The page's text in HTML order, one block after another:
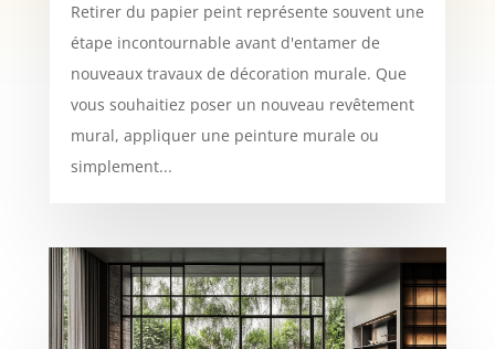
Retirer du papier peint représente souvent une
étape incontournable avant d'entamer de
nouveaux travaux de décoration murale. Que
vous souhaitiez poser un nouveau revêtement
mural, appliquer une peinture murale ou
simplement...